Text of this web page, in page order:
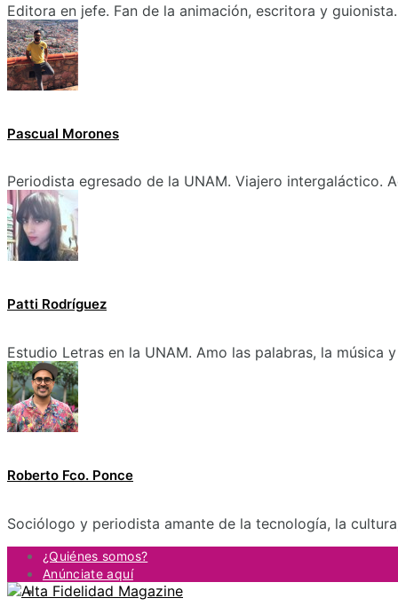
Editora en jefe. Fan de la animación, escritora y guionista.
Pascual Morones
Periodista egresado de la UNAM. Viajero intergaláctico.
Patti Rodríguez
Estudio Letras en la UNAM. Amo las palabras, la música
Roberto Fco. Ponce
Sociólogo y periodista amante de la tecnología, la
¿Quiénes somos?
Anúnciate aquí
Contacto